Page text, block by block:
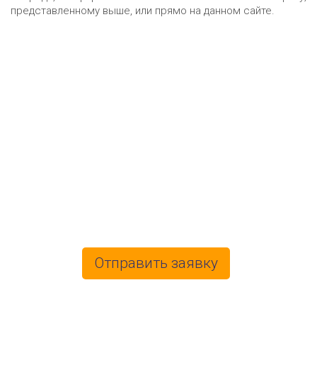
представленному выше, или прямо на данном сайте.
Отправить заявку